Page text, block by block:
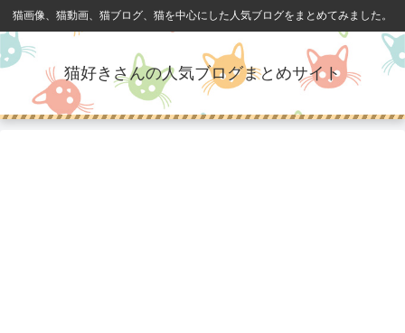
猫画像、猫動画、猫ブログ、猫を中心にした人気ブログをまとめてみました。
猫好きさんの人気ブログまとめサイト